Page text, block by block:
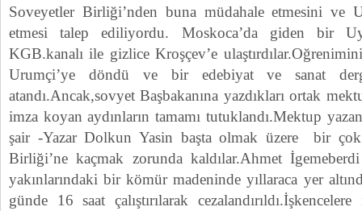
Soveyetler Birliği’nden buna müdahale etmesini ve
etmesi talep ediliyordu. Moskoca’da giden bir
KGB.kanalı ile gizlice Kroşçev’e
Urumçi’ye döndü ve bir edebiyat ve sanat
atandı.Ancak,sovyet Başbakanına yazdıkları ortak
imza koyan aydınların tamamı tutuklandı.Mektup
şair -Yazar Dolkun Yasin başta olmak üzere bir
Birliği’ne kaçmak zorunda kaldılar.Ahmet
yakınlarındaki bir kömür madeninde yıllaraca yer
günde 16 saat çalıştırılarak